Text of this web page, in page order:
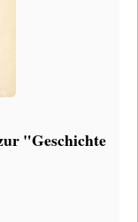
"Geschichte